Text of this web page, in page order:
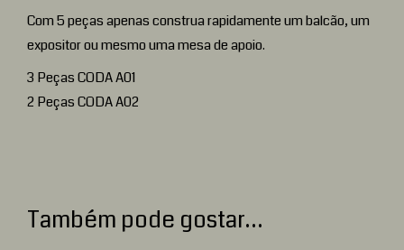
Com 5 peças apenas construa rapidamente um balcão, um
expositor ou mesmo uma mesa de apoio.
3 Peças CODA A01
2 Peças CODA A02
Também pode gostar…